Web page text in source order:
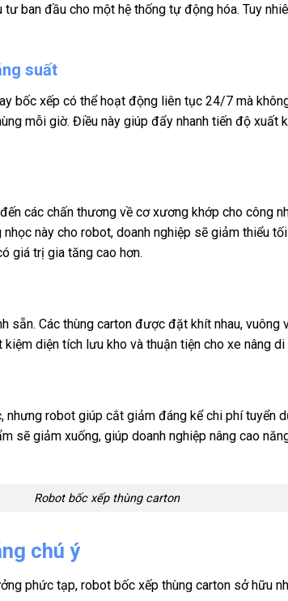
ban đầu cho một hệ thống tự động hóa. Tuy
suất
bốc xếp có thể hoạt động liên tục 24/7 mà
mỗi giờ. Điều này giúp đẩy nhanh tiến độ xuất
các chấn thương về cơ xương khớp cho công
này cho robot, doanh nghiệp sẽ giảm thiểu
giá trị gia tăng cao hơn.
sẵn. Các thùng carton được đặt khít nhau, vuông
diện tích lưu kho và thuận tiện cho xe nâng di
robot giúp cắt giảm đáng kể chi phí tuyển
sẽ giảm xuống, giúp doanh nghiệp nâng cao
Robot bốc xếp thùng carton
chú ý
phức tạp, robot bốc xếp thùng carton sở hữu